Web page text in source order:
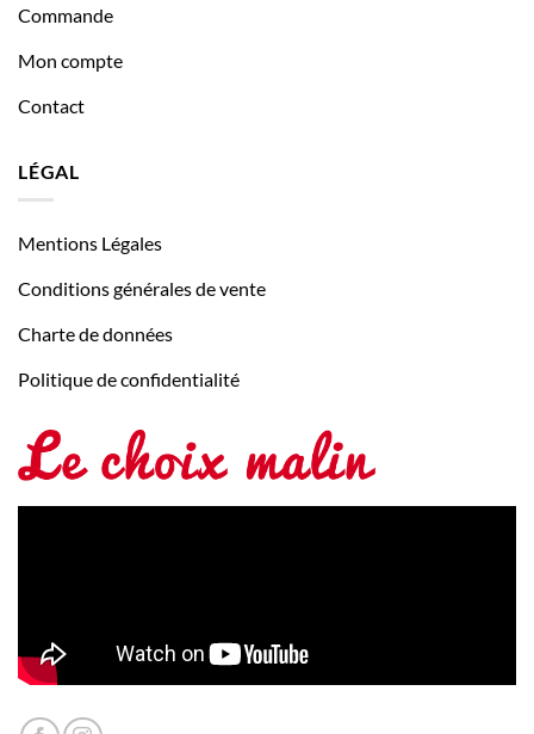
Commande
Mon compte
Contact
LÉGAL
Mentions Légales
Conditions générales de vente
Charte de données
Politique de confidentialité